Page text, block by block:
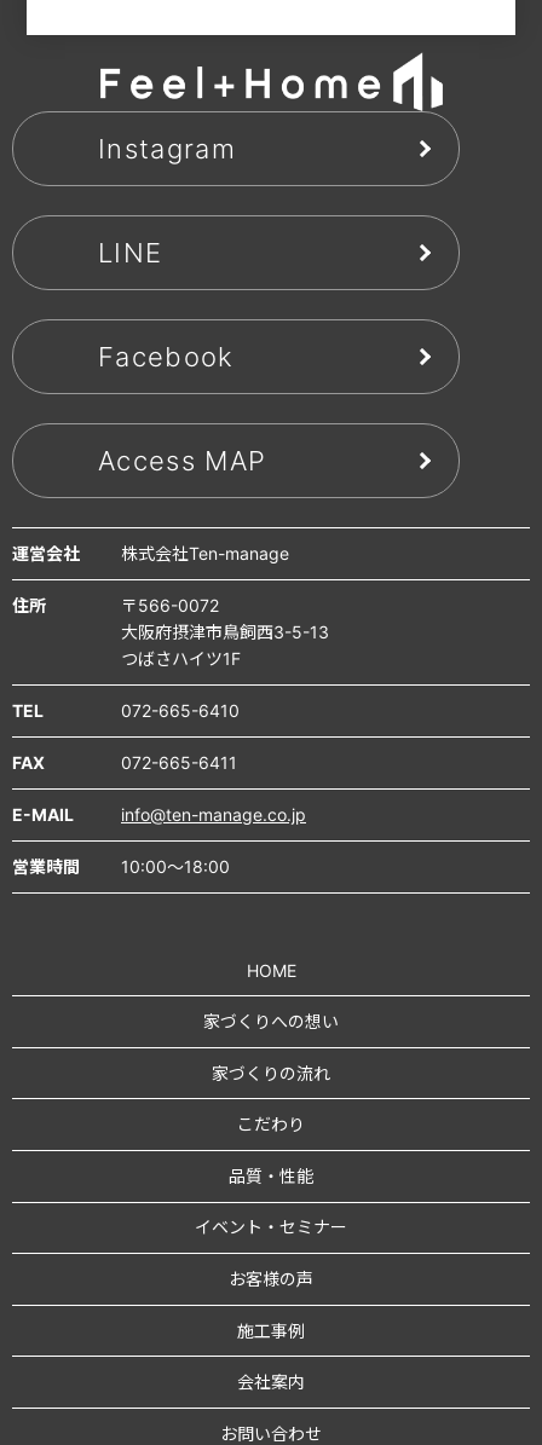
Instagram
LINE
Facebook
Access MAP
運営会社 株式会社Ten-manage
住所
〒566-0072
大阪府摂津市鳥飼西3-5-13
つばさハイツ1F
TEL 072-665-6410
FAX 072-665-6411
E-MAIL info@ten-manage.co.jp
営業時間 10:00～18:00
HOME
家づくりへの想い
家づくりの流れ
こだわり
品質・性能
イベント・セミナー
お客様の声
施工事例
会社案内
お問い合わせ